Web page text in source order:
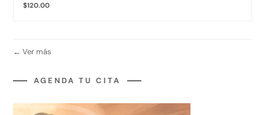
$120.00
Ver más
AGENDA TU CITA